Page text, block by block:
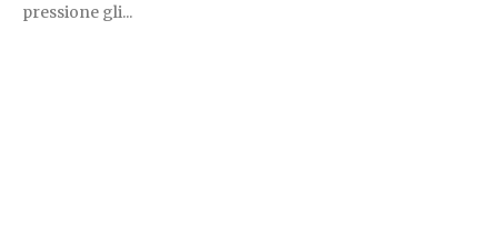
pressione gli...